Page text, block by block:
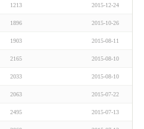
1213 2015-12-24
1896 2015-10-26
1903 2015-08-11
2165 2015-08-10
2033 2015-08-10
2063 2015-07-22
2495 2015-07-13